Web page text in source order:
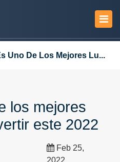
Uno De Los Mejores Lu...
los mejores
este 2022
Feb 25,
2022